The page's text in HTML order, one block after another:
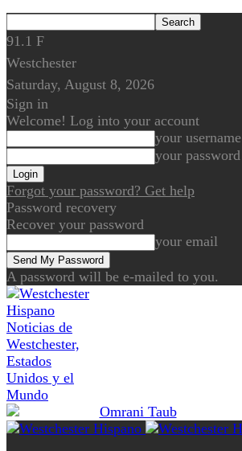
91.1 F
Westchester
Saturday, August 8, 2026
Sign in
Welcome! Log into your account
your username
your password
Forgot your password? Get help
Password recovery
Recover your password
your email
A password will be e-mailed to you.
Noticias de
Westchester,
Estados
Unidos y el
Mundo